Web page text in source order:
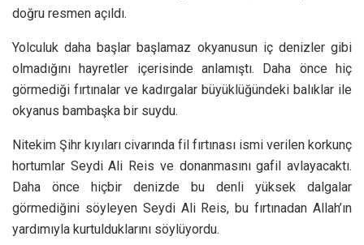
doğru resmen açıldı.
Yolculuk daha başlar başlamaz okyanusun iç denizler gibi
olmadığını hayretler içerisinde anlamıştı. Daha önce hiç
görmediği fırtınalar ve kadırgalar büyüklüğündeki balıklar ile
okyanus bambaşka bir suydu.
Nitekim Şihr kıyıları civarında fil fırtınası ismi verilen korkunç
hortumlar Seydi Ali Reis ve donanmasını gafil avlayacaktı.
Daha önce hiçbir denizde bu denli yüksek dalgalar
görmediğini söyleyen Seydi Ali Reis, bu fırtınadan Allah’ın
yardımıyla kurtulduklarını söylüyordu.